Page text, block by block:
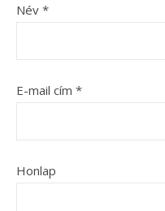
Név *
E-mail cím *
Honlap